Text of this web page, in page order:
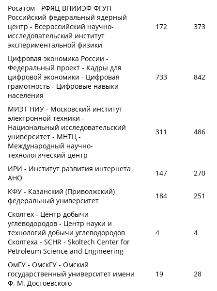
Росатом - РФЯЦ-ВНИИЭФ ФГУП -
Российский федеральный ядерный
центр - Всероссийский научно-
исследовательский институт
экспериментальной физики
172 373
Цифровая экономика России -
Федеральный проект - Кадры для
цифровой экономики - Цифровая
грамотность - Цифровые навыки
населения
733 842
МИЭТ НИУ - Московский институт
электронной техники -
Национальный исследовательский
университет - МНТЦ -
Международный научно-
технологический центр
311 486
ИРИ - Институт развития интернета
АНО
147
270
КФУ - Казанский (Приволжский)
федеральный университет
184
251
Сколтех - Центр добычи
углеводородов - Центр науки и
технологий добычи углеводородов
Сколтеха - SCHR - Skoltech Center for
Petroleum Science and Engineering
4 4
ОмГУ - ОмскГУ - Омский
государственный университет имени
Ф. М. Достоевского
19 28